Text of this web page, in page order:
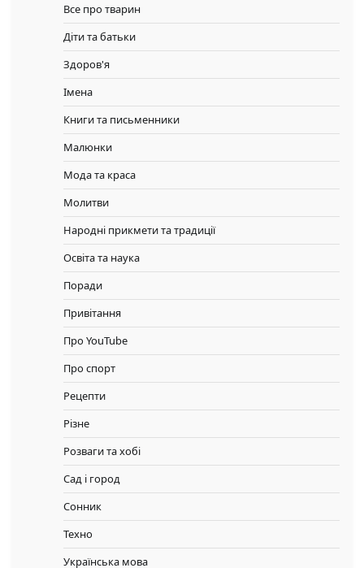
Все про тварин
Діти та батьки
Здоров'я
Імена
Книги та письменники
Малюнки
Мода та краса
Молитви
Народні прикмети та традиції
Освіта та наука
Поради
Привітання
Про YouTube
Про спорт
Рецепти
Різне
Розваги та хобі
Сад і город
Сонник
Техно
Українська мова